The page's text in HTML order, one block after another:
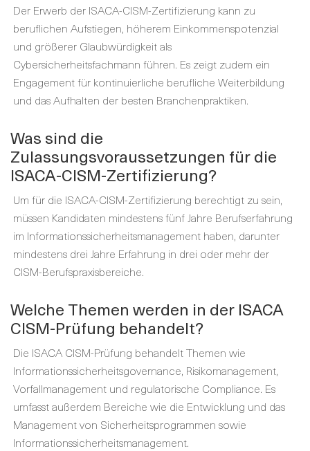
Der Erwerb der ISACA-CISM-Zertifizierung kann zu
beruflichen Aufstiegen, höherem Einkommenspotenzial
und größerer Glaubwürdigkeit als
Cybersicherheitsfachmann führen. Es zeigt zudem ein
Engagement für kontinuierliche berufliche Weiterbildung
und das Aufhalten der besten Branchenpraktiken.
Was sind die
Zulassungsvoraussetzungen für die
ISACA-CISM-Zertifizierung?
Um für die ISACA-CISM-Zertifizierung berechtigt zu sein,
müssen Kandidaten mindestens fünf Jahre Berufserfahrung
im Informationssicherheitsmanagement haben, darunter
mindestens drei Jahre Erfahrung in drei oder mehr der
CISM-Berufspraxisbereiche.
Welche Themen werden in der ISACA
CISM-Prüfung behandelt?
Die ISACA CISM-Prüfung behandelt Themen wie
Informationssicherheitsgovernance, Risikomanagement,
Vorfallmanagement und regulatorische Compliance. Es
umfasst außerdem Bereiche wie die Entwicklung und das
Management von Sicherheitsprogrammen sowie
Informationssicherheitsmanagement.